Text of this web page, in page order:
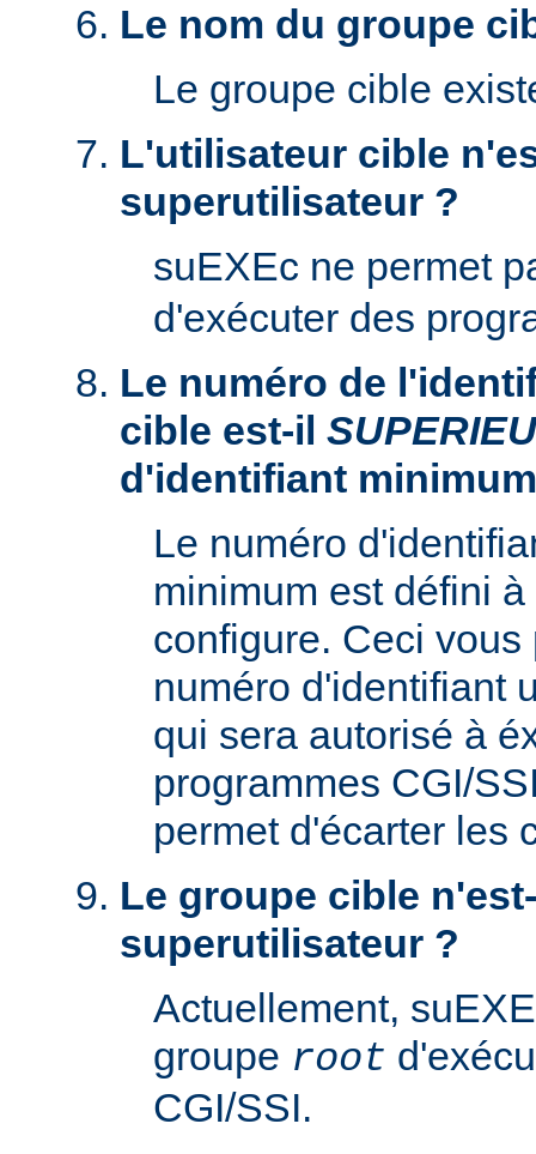
Le nom du groupe
Le groupe cible
L'utilisateur cible
superutilisateur ?
suEXEc ne permet
d'exécuter des
Le numéro de
cible est-il
d'identifiant
Le numéro
minimum est défini
configure. Ceci
numéro d'identifiant
qui sera autorisé à
programmes CGI/
permet d'écarter les
Le groupe cible
superutilisateur ?
Actuellement,
groupe root
CGI/SSI.